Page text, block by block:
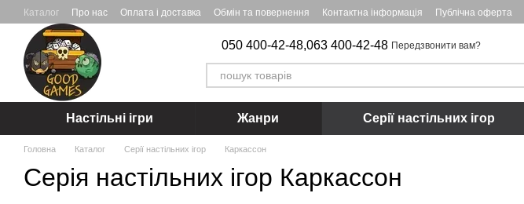
Перейти до основного контенту
Каталог Про нас Оплата і доставка Обмін та повернення Контактна інформація Публічна оферта
050 400-42-48,063 400-42-48 Передзвонити вам?
Настільні ігри Жанри Серії настільних ігор
Головна Каталог Серії настільних ігор Каркассон
Серія настільних ігор Каркассон